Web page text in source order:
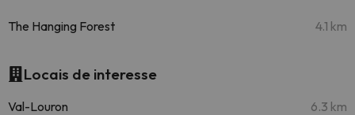
The Hanging Forest 4.1 km
Locais de interesse
Val-Louron 6.3 km